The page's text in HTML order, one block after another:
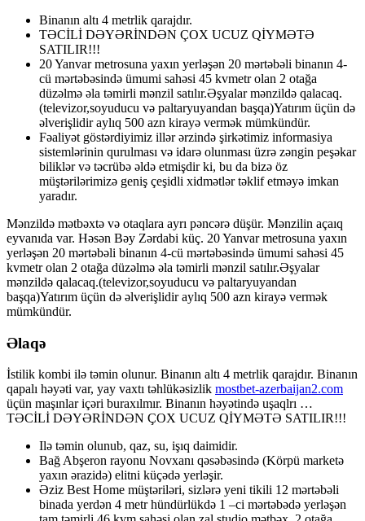
Binanın altı 4 metrlik qarajdır.
TƏCİLİ DƏYƏRİNDƏN ÇOX UCUZ QİYMƏTƏ
SATILIR!!!
20 Yanvar metrosuna yaxın yerləşən 20 mərtəbəli binanın 4-
cü mərtəbəsində ümumi sahəsi 45 kvmetr olan 2 otağa
düzəlmə əla təmirli mənzil satılır.Əşyalar mənzildə qalacaq.
(televizor,soyuducu və paltaryuyandan başqa)Yatırım üçün də
əlverişlidir aylıq 500 azn kirayə vermək mümkündür.
Fəaliyət göstərdiyimiz illər ərzində şirkətimiz informasiya
sistemlərinin qurulması və idarə olunması üzrə zəngin peşəkar
biliklər və təcrübə əldə etmişdir ki, bu da bizə öz
müştərilərimizə geniş çeşidli xidmətlər təklif etməyə imkan
yaradır.
Mənzildə mətbəxtə və otaqlara ayrı pəncərə düşür. Mənzilin açaıq
eyvanıda var. Həsən Bəy Zərdabi küç. 20 Yanvar metrosuna yaxın
yerləşən 20 mərtəbəli binanın 4-cü mərtəbəsində ümumi sahəsi 45
kvmetr olan 2 otağa düzəlmə əla təmirli mənzil satılır.Əşyalar
mənzildə qalacaq.(televizor,soyuducu və paltaryuyandan
başqa)Yatırım üçün də əlverişlidir aylıq 500 azn kirayə vermək
mümkündür.
Əlaqə
İstilik kombi ilə təmin olunur. Binanın altı 4 metrlik qarajdır. Binanın
qapalı həyəti var, yay vaxtı təhlükəsizlik mostbet-azerbaijan2.com
üçün maşınlar içəri buraxılmır. Binanın həyətində uşaqlrı …
TƏCİLİ DƏYƏRİNDƏN ÇOX UCUZ QİYMƏTƏ SATILIR!!!
Ilə təmin olunub, qaz, su, işıq daimidir.
Bağ Abşeron rayonu Novxanı qəsəbəsində (Körpü marketə
yaxın ərazidə) elitni küçədə yerləşir.
Əziz Best Home müştəriləri, sizlərə yeni tikili 12 mərtəbəli
binada yerdən 4 metr hündürlükdə 1 –ci mərtəbədə yerləşən